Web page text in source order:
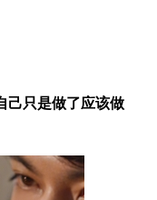
己只是做了应该做